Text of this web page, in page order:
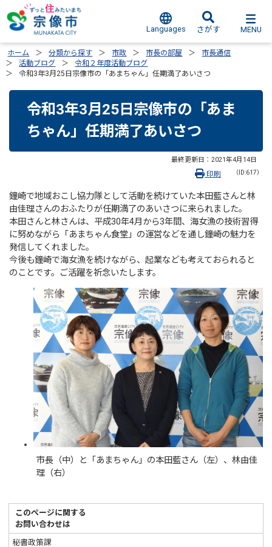
Languages さがす MENU
ホーム 分類から探す 市政 市長の部屋
市長通信
活動ブログ
令和２年度活動ブログ
令和3年3月25日宗像市の「あまちゃん」任期満了あいさつ
令和3年3月25日宗像市の「あま
ちゃん」任期満了あいさつ
最終更新日： 2021年4月14日
（ID:617）
印刷
鐘崎で地域おこし協力隊として活動を続けていた本田藍さんと林
由佳理さんのおふたりが任期満了のあいさつに来られました。
本田さんと林さんは、平成30年4月から3年間、海女漁の技術習得
に努めながら「あまちゃん食堂」の運営などを通し鐘崎の魅力を
発信してくれました。
今後も鐘崎で海女漁を続けながら、起業なども考えておられると
のことです。ご活躍を祈念いたします。
市長（中）と「あまちゃん」の本田藍さん（左）、林由佳
理（右）
このページに関する
お問い合わせは
秘書政策課